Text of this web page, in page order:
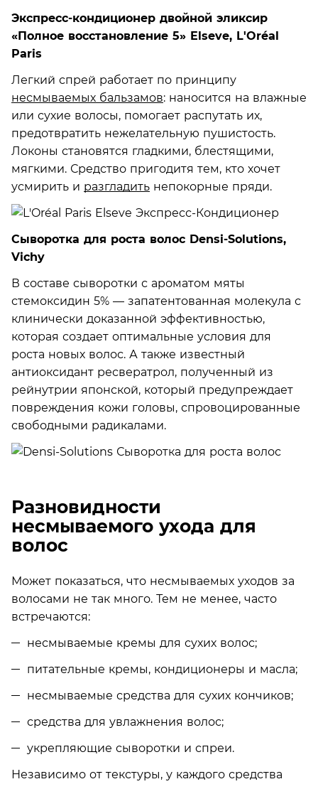
Экспресс-кондиционер двойной эликсир
«Полное восстановление 5» Elseve, L'Oréal
Paris
Легкий спрей работает по принципу
несмываемых бальзамов: наносится на влажные
или сухие волосы, помогает распутать их,
предотвратить нежелательную пушистость.
Локоны становятся гладкими, блестящими,
мягкими. Средство пригодитя тем, кто хочет
усмирить и разгладить непокорные пряди.
Сыворотка для роста волос Densi-Solutions,
Vichy
В составе сыворотки с ароматом мяты
стемоксидин 5% — запатентованная молекула с
клинически доказанной эффективностью,
которая создает оптимальные условия для
роста новых волос. А также известный
антиоксидант ресвератрол, полученный из
рейнутрии японской, который предупреждает
повреждения кожи головы, спровоцированные
свободными радикалами.
Разновидности
несмываемого ухода для
волос
Может показаться, что несмываемых уходов за
волосами не так много. Тем не менее, часто
встречаются:
несмываемые кремы для сухих волос;
питательные кремы, кондиционеры и масла;
несмываемые средства для сухих кончиков;
средства для увлажнения волос;
укрепляющие сыворотки и спреи.
Независимо от текстуры, у каждого средства